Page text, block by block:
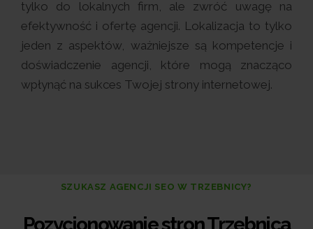
tylko do lokalnych firm, ale zwróć uwagę na
efektywność i ofertę agencji. Lokalizacja to tylko
jeden z aspektów, ważniejsze są kompetencje i
doświadczenie agencji, które mogą znacząco
wpłynąć na sukces Twojej strony internetowej.
SZUKASZ AGENCJI SEO W TRZEBNICY?